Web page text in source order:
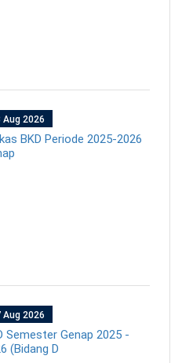
Aug 2026
BKD Periode 2025-2026
Aug 2026
Semester Genap 2025 -
(Bidang D